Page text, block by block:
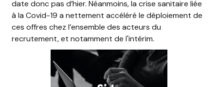
date donc pas d’hier. Néanmoins, la crise sanitaire liée
à la Covid-19 a nettement accéléré le déploiement de
ces offres chez l’ensemble des acteurs du
recrutement, et notamment de l'intérim.